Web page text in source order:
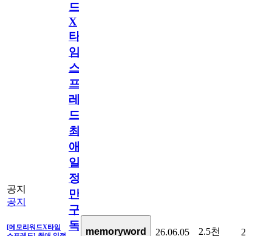
공지
공지
[메모리워드X타임
드
X
타
임
스
프
레
드]
최
애
일
정
만
구
독
memoryword 26.06.05 2.5천 2